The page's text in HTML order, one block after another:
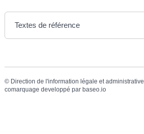
Textes de référence
© Direction de l'information légale et administrative
comarquage developpé par baseo.io